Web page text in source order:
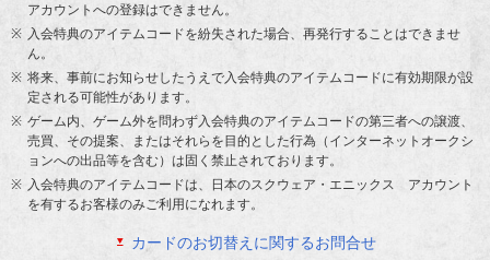
アカウントへの登録はできません。
入会特典のアイテムコードを紛失された場合、再発行することはできませ
ん。
将来、事前にお知らせしたうえで入会特典のアイテムコードに有効期限が設
定される可能性があります。
ゲーム内、ゲーム外を問わず入会特典のアイテムコードの第三者への譲渡、
売買、その提案、またはそれらを目的とした行為（インターネットオークシ
ョンへの出品等を含む）は固く禁止されております。
入会特典のアイテムコードは、日本のスクウェア・エニックス アカウント
を有するお客様のみご利用になれます。
カードのお切替えに関するお問合せ